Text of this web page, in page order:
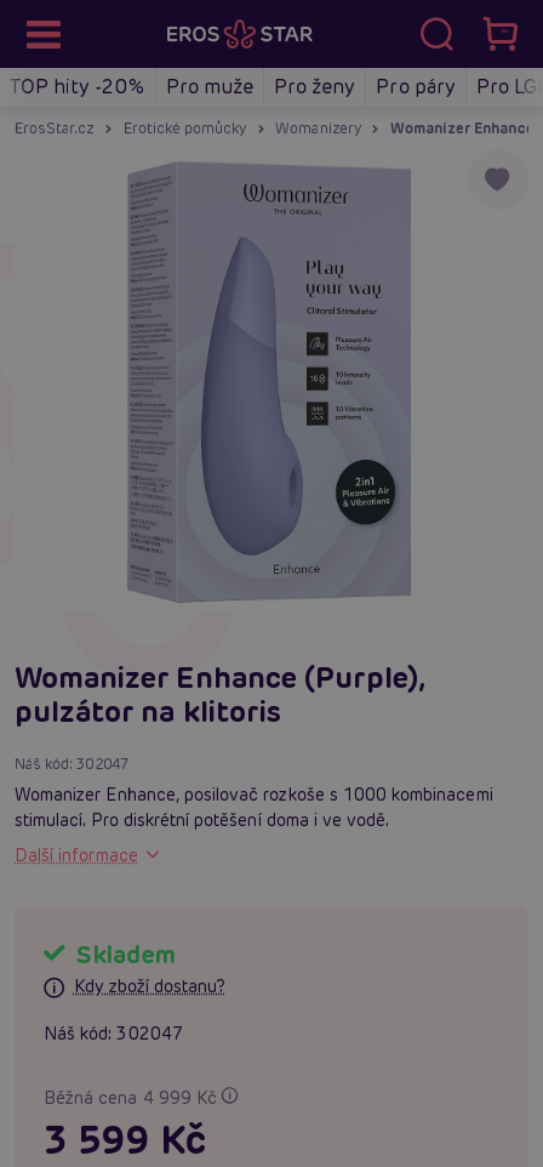
TOP hity -20% Pro muže Pro ženy Pro páry Pro
ErosStar.cz Erotické pomůcky Womanizery Womanizer
Womanizer Enhance (Purple),
pulzátor na klitoris
Náš kód:302047
Womanizer Enhance, posilovač rozkoše s 1000 kombinacemi
stimulací. Pro diskrétní potěšení doma i ve vodě.
Další informace
Skladem
Kdy zboží dostanu?
Náš kód: 302047
Běžná cena 4 999 Kč
3 599 Kč